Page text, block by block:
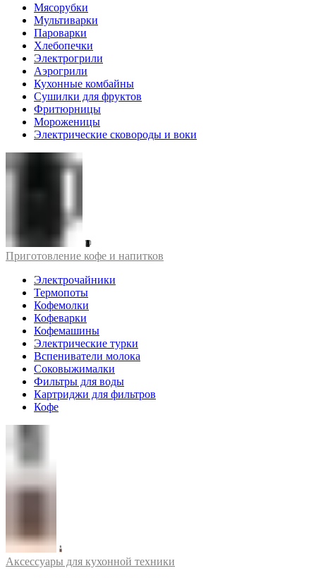
Мясорубки
Мультиварки
Пароварки
Хлебопечки
Электрогрили
Аэрогрили
Кухонные комбайны
Сушилки для фруктов
Фритюрницы
Мороженицы
Электрические сковороды и воки
Приготовление кофе и напитков
Электрочайники
Термопоты
Кофемолки
Кофеварки
Кофемашины
Электрические турки
Вспениватели молока
Соковыжималки
Фильтры для воды
Картриджи для фильтров
Кофе
Аксессуары для кухонной техники